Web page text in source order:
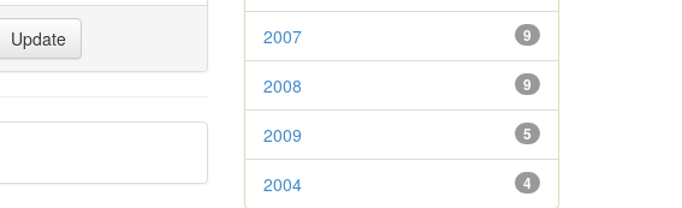
9
2007
9
2008
5
2009
4
2004